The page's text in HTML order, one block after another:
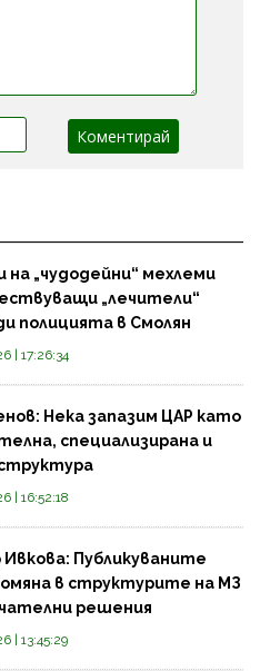
на „чудодейни“ мехлеми
„лечители“
полицията в Смолян
| 17:26:34
Нека запазим ЦАР като
специализирана и
| 16:52:18
Публикуваните
в структурите на МЗ
решения
| 13:45:29